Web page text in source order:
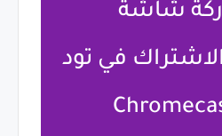
شاشة
في تود